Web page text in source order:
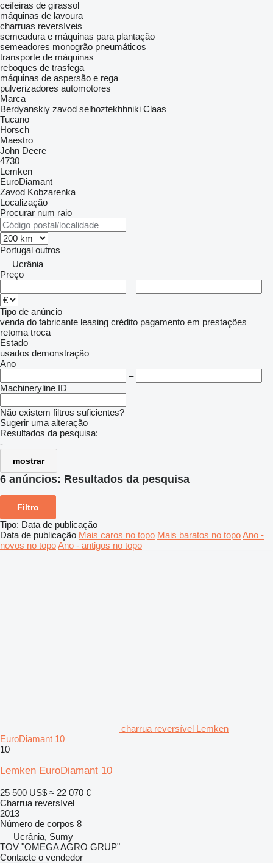
ceifeiras de girassol
máquinas de lavoura
charruas reversíveis
semeadura e máquinas para plantação
semeadores monogrão pneumáticos
transporte de máquinas
reboques de trasfega
máquinas de aspersão e rega
pulverizadores automotores
Marca
Berdyanskiy zavod selhoztekhhniki Claas
Tucano
Horsch
Maestro
John Deere
4730
Lemken
EuroDiamant
Zavod Kobzarenka
Localização
Procurar num raio
Portugal outros
Ucrânia
Preço
–
Tipo de anúncio
venda do fabricante leasing crédito pagamento em prestações
retoma troca
Estado
usados demonstração
Ano
–
Machineryline ID
Não existem filtros suficientes?
Sugerir uma alteração
Resultados da pesquisa:
-
mostrar
6 anúncios: Resultados da pesquisa
Filtro
Tipo: Data de publicação
Data de publicação Mais caros no topo Mais baratos no topoAno -
novos no topoAno - antigos no topo
charrua reversível Lemken
EuroDiamant 10
10
Lemken EuroDiamant 10
25 500 US$ ≈ 22 070 €
Charrua reversível
2013
Número de corpos 8
Ucrânia, Sumy
TOV "OMEGA AGRO GRUP"
Contacte o vendedor